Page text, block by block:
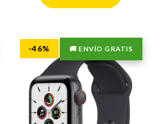
🚚 ENVÍO GRATIS
-46%